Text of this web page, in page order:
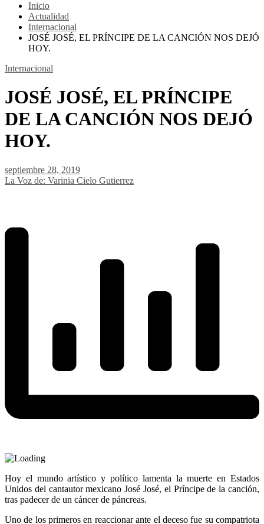
Inicio
Actualidad
Internacional
JOSÉ JOSÉ, EL PRÍNCIPE DE LA CANCIÓN NOS DEJÓ
HOY.
Internacional
JOSÉ JOSÉ, EL PRÍNCIPE
DE LA CANCIÓN NOS DEJÓ
HOY.
septiembre 28, 2019
La Voz de: Varinia Cielo Gutierrez
Hoy el mundo artístico y político lamenta la muerte en Estados
Unidos del cantautor mexicano José José, el Príncipe de la canción,
tras padecer de un cáncer de páncreas.
Uno de los primeros en reaccionar ante el deceso fue su compatriota